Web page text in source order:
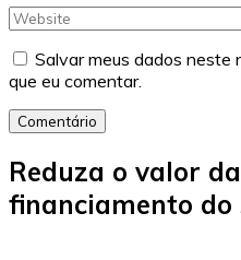
Salvar meus dados neste
que eu comentar.
Comentário
Reduza o valor
financiamento do